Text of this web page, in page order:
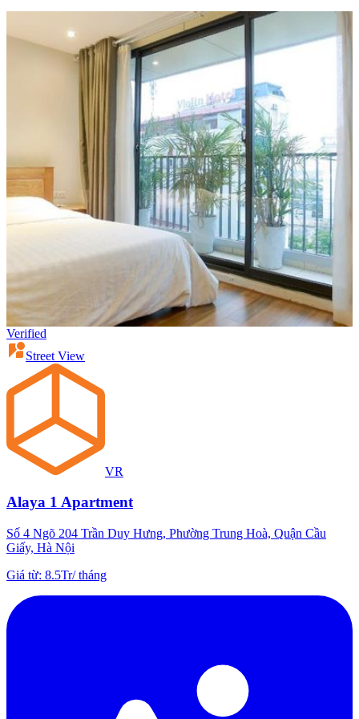
Verified
Street View
VR
Alaya 1 Apartment
Số 4 Ngõ 204 Trần Duy Hưng, Phường Trung Hoà, Quận Cầu
Giấy, Hà Nội
Giá từ: 8.5Tr/tháng